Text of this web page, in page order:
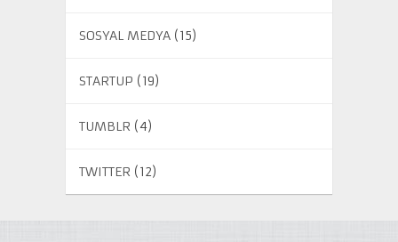
SOSYAL MEDYA(15)
STARTUP (19)
TUMBLR (4)
TWITTER (12)